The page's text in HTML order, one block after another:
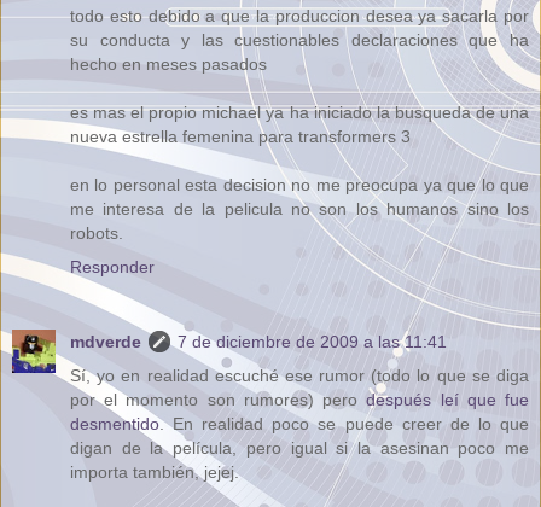
todo esto debido a que la produccion desea ya sacarla por
su conducta y las cuestionables declaraciones que ha
hecho en meses pasados
es mas el propio michael ya ha iniciado la busqueda de una
nueva estrella femenina para transformers 3
en lo personal esta decision no me preocupa ya que lo que
me interesa de la pelicula no son los humanos sino los
robots.
Responder
mdverde
7 de diciembre de 2009 a las 11:41
Sí, yo en realidad escuché ese rumor (todo lo que se diga
por el momento son rumores) perodespués leí que fue
desmentido. En realidad poco se puede creer de lo que
digan de la película, pero igual si la asesinan poco me
importa también, jejej.